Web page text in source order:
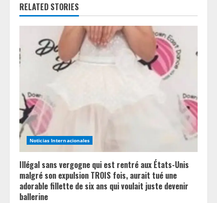
u
R
a
d
i
n
g
RELATED STORIES
Noticias Internacionales
Illégal sans vergogne qui est rentré aux États-Unis
malgré son expulsion TROIS fois, aurait tué une
adorable fillette de six ans qui voulait juste devenir
ballerine